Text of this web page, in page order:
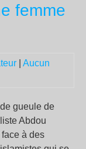
femme
Aucun
gueule de
Abdou
à des